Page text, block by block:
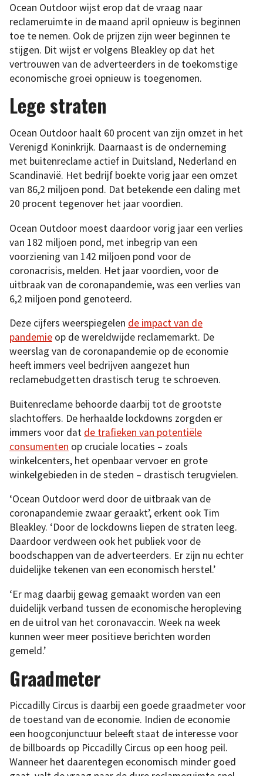
Ocean Outdoor wijst erop dat de vraag naar
reclameruimte in de maand april opnieuw is beginnen
toe te nemen. Ook de prijzen zijn weer beginnen te
stijgen. Dit wijst er volgens Bleakley op dat het
vertrouwen van de adverteerders in de toekomstige
economische groei opnieuw is toegenomen.
Lege straten
Ocean Outdoor haalt 60 procent van zijn omzet in het
Verenigd Koninkrijk. Daarnaast is de onderneming
met buitenreclame actief in Duitsland, Nederland en
Scandinavië. Het bedrijf boekte vorig jaar een omzet
van 86,2 miljoen pond. Dat betekende een daling met
20 procent tegenover het jaar voordien.
Ocean Outdoor moest daardoor vorig jaar een verlies
van 182 miljoen pond, met inbegrip van een
voorziening van 142 miljoen pond voor de
coronacrisis, melden. Het jaar voordien, voor de
uitbraak van de coronapandemie, was een verlies van
6,2 miljoen pond genoteerd.
Deze cijfers weerspiegelen de impact van de
pandemie op de wereldwijde reclamemarkt. De
weerslag van de coronapandemie op de economie
heeft immers veel bedrijven aangezet hun
reclamebudgetten drastisch terug te schroeven.
Buitenreclame behoorde daarbij tot de grootste
slachtoffers. De herhaalde lockdowns zorgden er
immers voor dat de trafieken van potentiële
consumenten op cruciale locaties – zoals
winkelcenters, het openbaar vervoer en grote
winkelgebieden in de steden – drastisch terugvielen.
‘Ocean Outdoor werd door de uitbraak van de
coronapandemie zwaar geraakt’, erkent ook Tim
Bleakley. ‘Door de lockdowns liepen de straten leeg.
Daardoor verdween ook het publiek voor de
boodschappen van de adverteerders. Er zijn nu echter
duidelijke tekenen van een economisch herstel.’
‘Er mag daarbij gewag gemaakt worden van een
duidelijk verband tussen de economische heropleving
en de uitrol van het coronavaccin. Week na week
kunnen weer meer positieve berichten worden
gemeld.’
Graadmeter
Piccadilly Circus is daarbij een goede graadmeter voor
de toestand van de economie. Indien de economie
een hoogconjunctuur beleeft staat de interesse voor
de billboards op Piccadilly Circus op een hoog peil.
Wanneer het daarentegen economisch minder goed